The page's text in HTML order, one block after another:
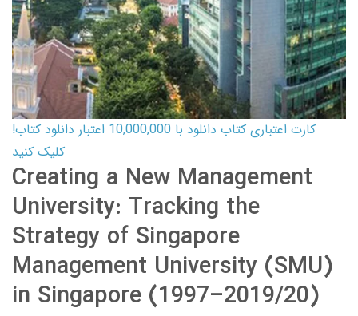
کارت اعتباری کتاب دانلود با 10,000,000 اعتبار دانلود کتاب!
کلیک کنید
Creating a New Management
University: Tracking the
Strategy of Singapore
Management University (SMU)
in Singapore (1997–2019/20)